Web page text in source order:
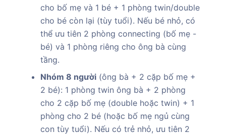
cho bố mẹ và 1 bé + 1 phòng twin/double
cho bé còn lại (tùy tuổi). Nếu bé nhỏ, có
thể ưu tiên 2 phòng connecting (bố mẹ -
bé) và 1 phòng riêng cho ông bà cùng
tầng.
Nhóm 8 người (ông bà + 2 cặp bố mẹ +
2 bé): 1 phòng twin ông bà + 2 phòng
cho 2 cặp bố mẹ (double hoặc twin) + 1
phòng cho 2 bé (hoặc bố mẹ ngủ cùng
con tùy tuổi). Nếu có trẻ nhỏ, ưu tiên 2